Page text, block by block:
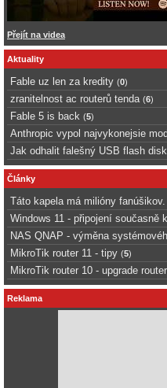
Přejít na videa
Aktuality
Fable uz len za kredity (0)
zranitelnost ac routerů tenda (6)
Fable 5 is back (5)
Anthropic vypol najvykonejsie
Jak odhalit falešný USB flash
Články
Táto kapela má milióny
Windows 11 - připojení současně
NAS QNAP - výměna
MikroTik router 11 - tipy (5)
MikroTik router 10 - upgrade
Reklama